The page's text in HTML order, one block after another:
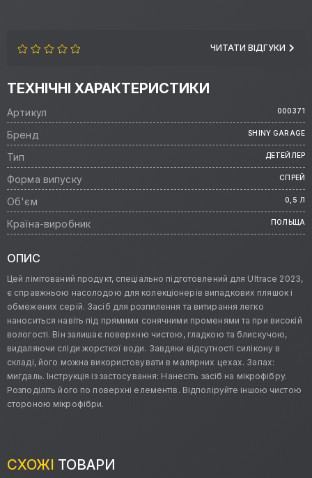
ЧИТАТИ ВІДГУКИ
ТЕХНІЧНІ ХАРАКТЕРИСТИКИ
Артикул 000371
Бренд SHINY GARAGE
Тип ДЕТЕЙЛЕР
Форма випуску СПРЕЙ
Об'єм 0,5 Л
Країна-виробник ПОЛЬЩА
ОПИС
Цей лімітований продукт, спеціально підготовлений для Ultraсе 2023,
є справжньою насолодою для колекціонерів випадкових пляшок і
обмежених серій. Засіб для розпилення та витирання легко
наноситься навіть під прямими сонячними променями та при високій
вологості. Він залишає поверхню чистою, гладкою та блискучою,
видаляючи сліди жорсткої води. Завдяки відсутності силікону в
складі, його можна використовувати в малярних цехах. Запах:
мигдаль. Інструкція із застосування: Нанесіть засіб на мікрофібру.
Розподіліть його по поверхні елементів. Відполіруйте іншою чистою
стороною мікрофібри.
СХОЖІ ТОВАРИ